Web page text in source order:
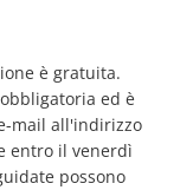
è gratuita.
ed è
mail all'indirizzo
entro il venerdì
possono